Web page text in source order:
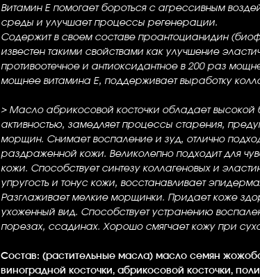
Витамин Е помогает бороться с агрессивным
среды и улучшает процессы регенерации.
Содержит в своем составе проантоцианидин
известен такими свойствами как улучшение
противоотечное и антиоксидантное в 200 раз
мощнее витамина Е, поддерживает выработку
> Масло абрикосовой косточки обладает высокой
активностью, замедляет процессы старения,
морщин. Снимает воспаление и зуд, отлично
раздраженной кожи. Великолепно подходит для
кожи. Способствует синтезу коллагеновых и
упругость и тонус кожи, восстанавливает
Разглаживает мелкие морщинки. Придает коже
ухоженный вид. Способствует устранению
порезах, ссадинах. Хорошо смягчает кожу при
Состав: (растительные масла) масло семян
виноградной косточки, абрикосовой косточки,